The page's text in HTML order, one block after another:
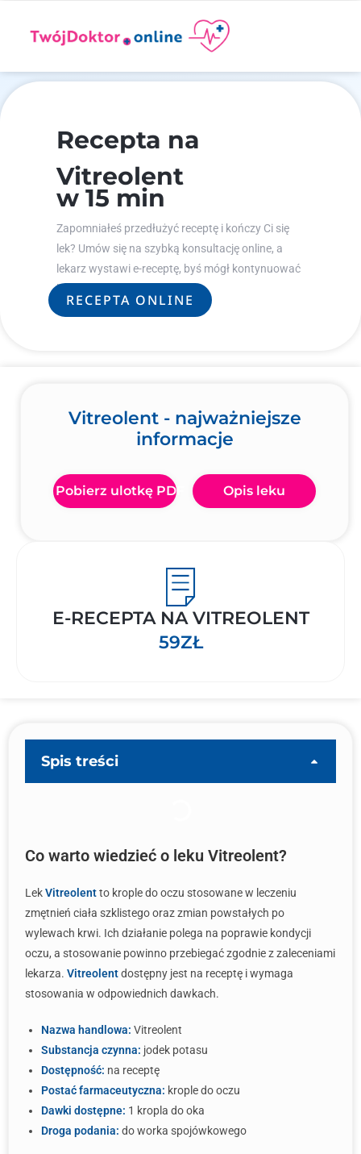
Recepta na
Vitreolent
w 15 min
Zapomniałeś przedłużyć receptę i kończy Ci się
lek? Umów się na szybką konsultację online, a
lekarz wystawi e-receptę, byś mógł kontynuować
leczenie.
RECEPTA ONLINE
Vitreolent - najważniejsze
informacje
Pobierz ulotkę PDF Opis leku
E-RECEPTA NA VITREOLENT
59ZŁ
Spis treści
Co warto wiedzieć o leku Vitreolent?
LekVitreolentto krople do oczu stosowane w leczeniu
zmętnień ciała szklistego oraz zmian powstałych po
wylewach krwi. Ich działanie polega na poprawie kondycji
oczu, a stosowanie powinno przebiegać zgodnie z zaleceniami
lekarza. Vitreolentdostępny jest na receptę i wymaga
stosowania w odpowiednich dawkach.
Nazwa handlowa: Vitreolent
Substancja czynna: jodek potasu
Dostępność: na receptę
Postać farmaceutyczna: krople do oczu
Dawki dostępne: 1 kropla do oka
Droga podania: do worka spojówkowego